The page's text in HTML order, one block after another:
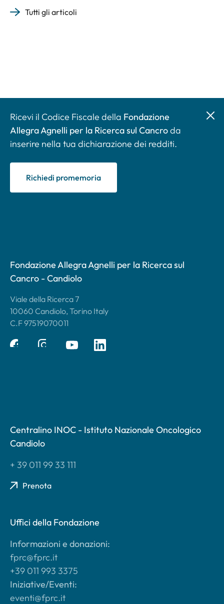
Tutti gli articoli
Ricevi il Codice Fiscale della Fondazione
Allegra Agnelli per la Ricerca sul Cancroda
inserire nella tua dichiarazione dei redditi.
Richiedi promemoria
Fondazione Allegra Agnelli per la Ricerca sul
Cancro - Candiolo
Viale della Ricerca 7
10060 Candiolo, Torino Italy
C.F 97519070011
Centralino INOC - Istituto Nazionale Oncologico
Candiolo
+ 39 011 99 33 111
Prenota
Uffici della Fondazione
Informazioni e donazioni:
fprc@fprc.it
+39 011 993 3375
Iniziative/Eventi:
eventi@fprc.it